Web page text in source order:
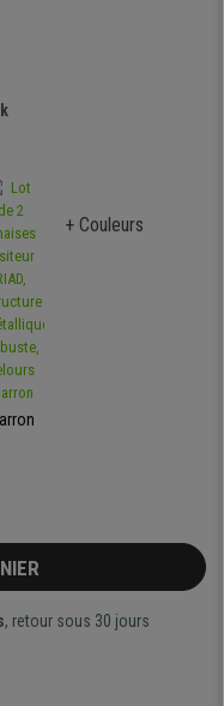
+ Couleurs
, retour sous 30 jours